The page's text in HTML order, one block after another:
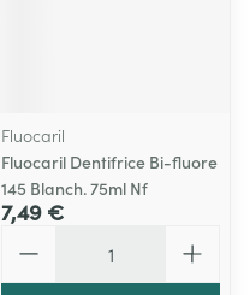
Fluocaril
Fluocaril Dentifrice Bi-fluore
145 Blanch. 75ml Nf
7,49 €